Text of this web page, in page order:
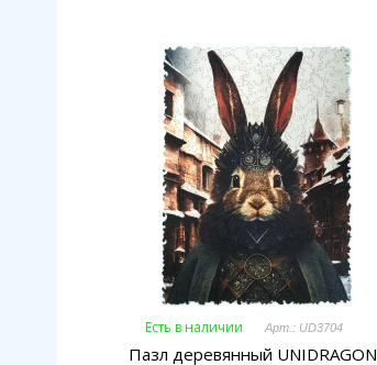
Есть в наличии Арт.: UD3704
Пазл деревянный UNIDRAGON